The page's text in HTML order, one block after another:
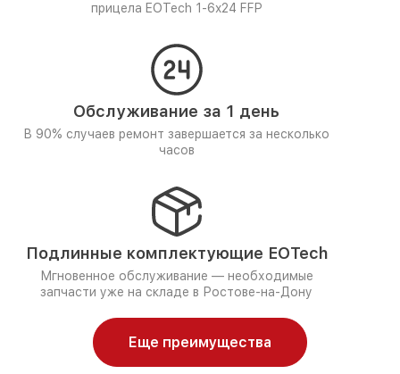
прицела EOTech 1-6x24 FFP
Обслуживание за 1 день
В 90% случаев ремонт завершается за несколько
часов
Подлинные комплектующие EOTech
Мгновенное обслуживание — необходимые
запчасти уже на складе в Ростове-на-Дону
Еще преимущества